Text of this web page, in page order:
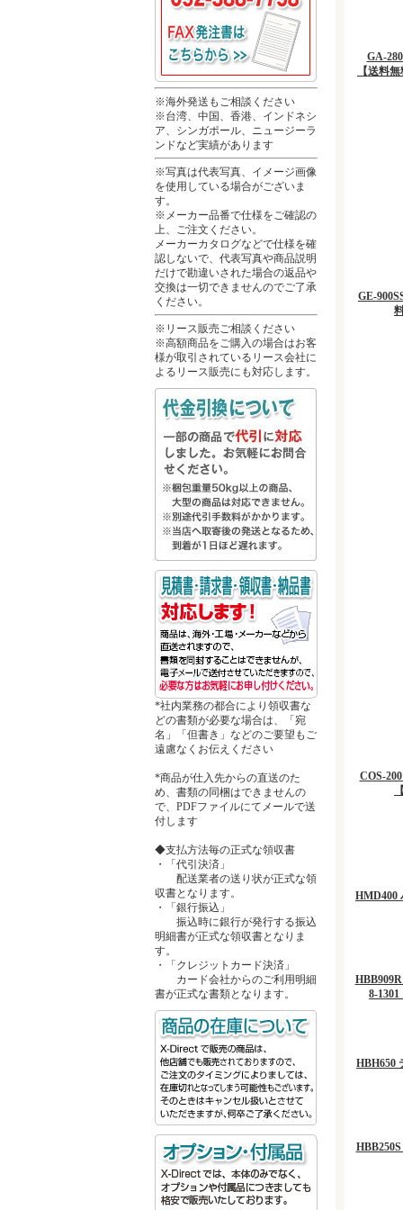
※海外発送もご相談ください
※台湾、中国、香港、インドネシ
ア、シンガポール、ニュージーラ
ンドなど実績があります
※写真は代表写真、イメージ画像
を使用している場合がございま
す。
※メーカー品番で仕様をご確認の
上、ご注文ください。
メーカーカタログなどで仕様を確
認しないで、代表写真や商品説明
だけで勘違いされた場合の返品や
交換は一切できませんのでご了承
ください。
※リース販売ご相談ください
※高額商品をご購入の場合はお客
様が取引されているリース会社に
よるリース販売にも対応します。
*社内業務の都合により領収書な
どの書類が必要な場合は、「宛
名」「但書き」などのご要望もご
遠慮なくお伝えください
*商品が仕入先からの直送のた
め、書類の同梱はできませんの
で、PDFファイルにてメールで送
付します
◆支払方法毎の正式な領収書
・「代引決済」
配送業者の送り状が正式な領
収書となります。
・「銀行振込」
振込時に銀行が発行する振込
明細書が正式な領収書となりま
す。
・「クレジットカード決済」
カード会社からのご利用明細
書が正式な書類となります。
GA-
【送料
GE-
COS-
HMD400
8-
HBH650